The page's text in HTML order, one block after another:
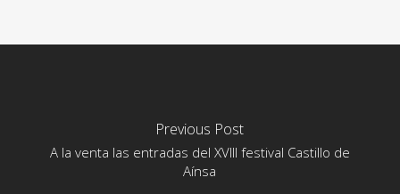
Previous Post
A la venta las entradas del XVIII festival Castillo de
Aínsa